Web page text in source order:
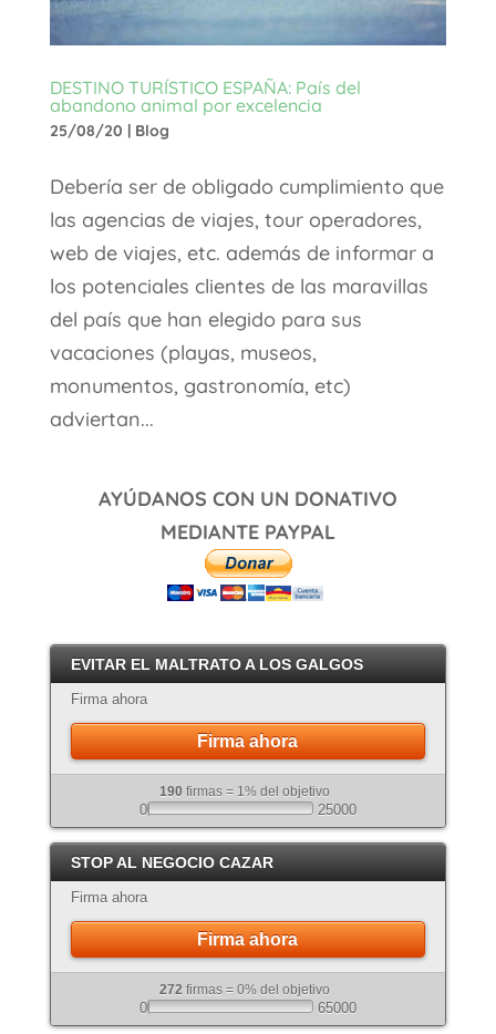
DESTINO TURÍSTICO ESPAÑA: País del
abandono animal por excelencia
25/08/20 | Blog
Debería ser de obligado cumplimiento que
las agencias de viajes, tour operadores,
web de viajes, etc. además de informar a
los potenciales clientes de las maravillas
del país que han elegido para sus
vacaciones (playas, museos,
monumentos, gastronomía, etc)
adviertan...
AYÚDANOS CON UN DONATIVO
MEDIANTE PAYPAL
EVITAR EL MALTRATO A LOS GALGOS
Firma ahora
Firma ahora
190 firmas = 1% del objetivo
0 25000
STOP AL NEGOCIO CAZAR
Firma ahora
Firma ahora
272 firmas = 0% del objetivo
0 65000